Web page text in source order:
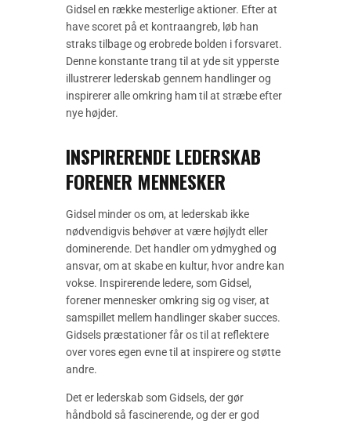
Gidsel en række mesterlige aktioner. Efter at
have scoret på et kontraangreb, løb han
straks tilbage og erobrede bolden i forsvaret.
Denne konstante trang til at yde sit ypperste
illustrerer lederskab gennem handlinger og
inspirerer alle omkring ham til at stræbe efter
nye højder.
INSPIRERENDE LEDERSKAB
FORENER MENNESKER
Gidsel minder os om, at lederskab ikke
nødvendigvis behøver at være højlydt eller
dominerende. Det handler om ydmyghed og
ansvar, om at skabe en kultur, hvor andre kan
vokse. Inspirerende ledere, som Gidsel,
forener mennesker omkring sig og viser, at
samspillet mellem handlinger skaber succes.
Gidsels præstationer får os til at reflektere
over vores egen evne til at inspirere og støtte
andre.
Det er lederskab som Gidsels, der gør
håndbold så fascinerende, og der er god